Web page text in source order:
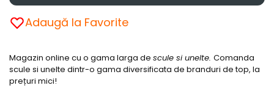
Adaugă la Favorite
Magazin online cu o gama larga de scule si unelte. Comanda
scule si unelte dintr-o gama diversificata de branduri de top, la
prețuri mici!